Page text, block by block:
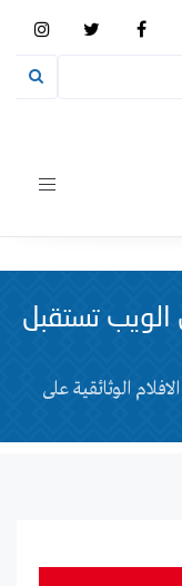
Toggle
الويب تستقبل
الوثائقية على